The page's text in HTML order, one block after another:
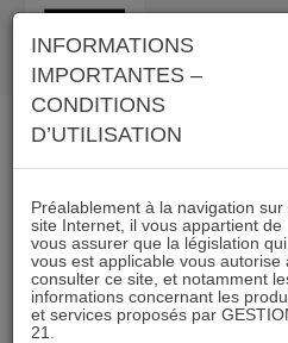
Skip
content
l’équipe
INFORMATIONS
IMPORTANTES –
CONDITIONS
D’UTILISATION
Préalablement à la navigation sur
site Internet, il vous appartient de
vous assurer que la législation qui
vous est applicable vous autorise
consulter ce site, et notamment
informations concernant les
et services proposés par
21.